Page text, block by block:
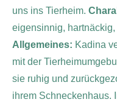
uns ins Tierheim.
eigensinnig,
Allgemeines: Kadina
mit der
sie ruhig und
ihrem Schneckenhaus.